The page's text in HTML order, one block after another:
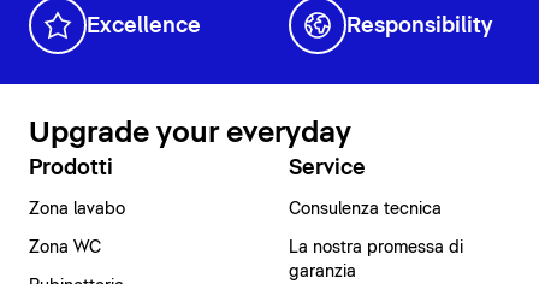
Excellence Responsibility
Upgrade your everyday
Prodotti
Zona lavabo
Zona WC
Service
Consulenza tecnica
La nostra promessa di
garanzia